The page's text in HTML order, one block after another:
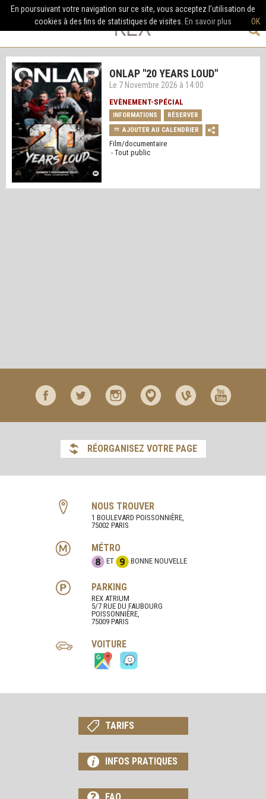
ONLAP "20 YEARS LOUD"
Le 7 Novembre 2026 à 14:00
EVÈNEMENT-SPÉCIAL
INFORMATIONS
RÉSERVER
AJOUTER AU CALENDRIER
Film/documentaire
- Tout public
RÉORGANISEZ VOTRE PAGE
NOUS TROUVER
1 BOULEVARD POISSONNIÈRE,
75002 PARIS
MÉTRO
ET BONNE NOUVELLE
PARKING
REX ATRIUM
5/7 RUE DU FAUBOURG
POISSONNIÈRE,
75009 PARIS
VOITURE
TARIFS
INFOS PRATIQUES
OK
En poursuivant votre navigation sur ce site, vous acceptez l’utilisation de
cookies à des fins de statistiques de visites. En savoir plus